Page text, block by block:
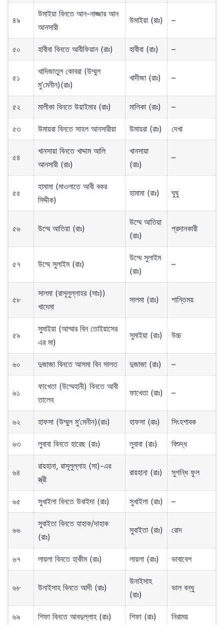
৪৯
উমাইয়া বিনতে আন-নাজ্জার আন
আনসারী
উমাইয়া (রাঃ) –
৫০ হাবীবা বিনতে আবীফিয়ান (রাঃ) হাবীবা (রাঃ) –
৫১
খাদিজাতুল কোবরা (উম্মুল
মু’মেনীন)(রাঃ)
খাদীজা (রাঃ) –
৫২ মালীকা বিনতে উয়াইমার (রাঃ) মালিকা (রাঃ) –
৫৩ উমায়রা বিনতে সাহল আনসারীয়া উমায়রা (রাঃ) দেখা
৫৪
খানসায়া বিনতে খাদ্দাম আলি
আনসারী (রাঃ)
খানসায়া
(রাঃ)
–
৫৫
হামামা (মাওলাতে আবী বকর
সিদ্দীক)
হামামা (রাঃ) ঘুঘু
৫৬ উম্মে আতিয়া (রাঃ)
উম্মে আতিয়া
(রাঃ)
প্রদানকারী
৫৭ উম্মে সুলাইম (রাঃ)
উম্মে সুলাইম
(রাঃ)
–
৫৮
সালমা (রাসূলুল্লাহর (সাঃ))
খাদেমা
সালমা (রাঃ) শান্তিময়
৫৯
সুমাইয়া (আম্মার বিন তোইয়াসের
এর মা)
সুমাইয়া (রাঃ) উচ্চ
৬০ দুজাজা বিনতে আসমা বিন সালত দুজাজা (রাঃ) –
৬১
ফাখেতা (উম্মেহানী) বিনতে আবী
তালেব
ফাখেতা (রাঃ) –
৬২ হাফসা (উম্মুল মু’মেনীন)(রাঃ) হাফসা (রাঃ) সিংহশাবক
৬৩ লুবাবা বিনতে হারেছ (রাঃ) লুবাবা (রাঃ) বিশুদ্ধ
৬৪
রায়হানা, রাসূলুল্লাহ (সা)-এর
স্ত্রী
রায়হানা (রাঃ) সুগন্ধি ফুল
৬৫ সুখাইলা বিনতে উবাইদা (রাঃ) সুখাইলা (রাঃ) –
৬৬
সুবাইতা বিনতে যাহাক/দাহাক
(রাঃ)
সুবাইতা (রাঃ) রোদ
৬৭ লায়লা বিনতে হাকীম (রাঃ) লায়লা (রাঃ) ভাবাবেশ
৬৮ উনাইসাহ বিনতে আদী (রাঃ)
উনাইসাহ
(রাঃ)
ভাল বন্ধু
৬৯ শিফা বিনতে আবদুল্লাহ (রাঃ) শিফা (রাঃ) নিরাময়